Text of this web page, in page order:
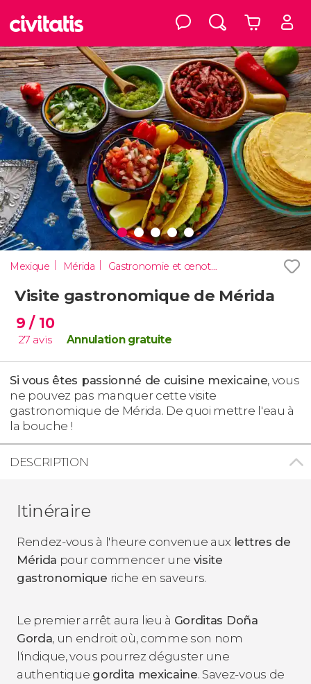
Mexique Mérida Gastronomie et œnotourisme
Visite gastronomique de Mérida
9/ 10
27 avis Annulation gratuite
Si vous êtes passionné de cuisine mexicaine, vous
ne pouvez pas manquer cette visite
gastronomique de Mérida. De quoi mettre l'eau à
la bouche !
DESCRIPTION
Itinéraire
Rendez-vous à l'heure convenue aux lettres de
Mérida pour commencer une visite
gastronomique riche en saveurs.
Le premier arrêt aura lieu à Gorditas Doña
Gorda, un endroit où, comme son nom
l'indique, vous pourrez déguster une
authentique gordita mexicaine. Savez-vous de